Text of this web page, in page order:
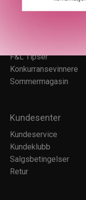
F&L Tipser
Konkurransevinnere
Sommermagasin
Kundesenter
Kundeservice
Kundeklubb
Salgsbetingelser
Retur